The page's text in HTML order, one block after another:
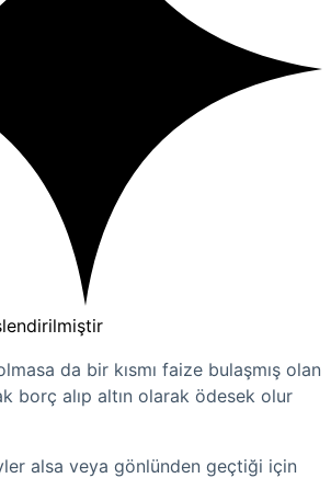
da bir kısmı faize bulaşmış olan
borç alıp altın olarak ödesek olur
alsa veya gönlünden geçtiği için